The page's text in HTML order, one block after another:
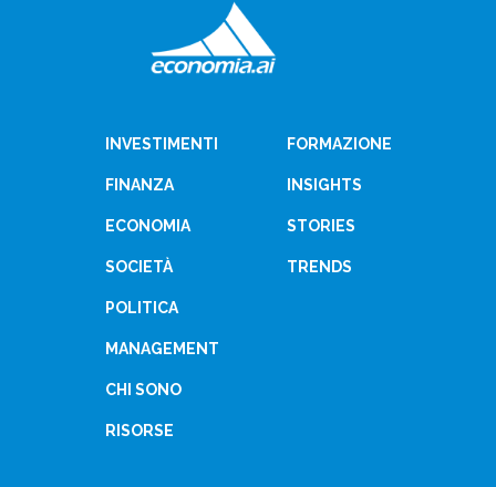
INVESTIMENTI
FINANZA
ECONOMIA
SOCIETÀ
POLITICA
MANAGEMENT
CHI SONO
RISORSE
FORMAZIONE
INSIGHTS
STORIES
TRENDS